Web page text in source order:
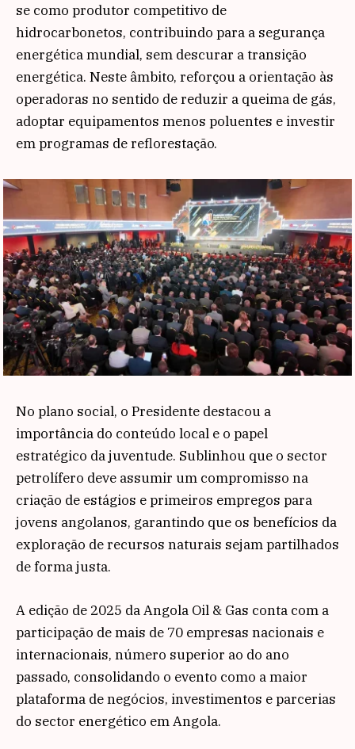
se como produtor competitivo de
hidrocarbonetos, contribuindo para a segurança
energética mundial, sem descurar a transição
energética. Neste âmbito, reforçou a orientação às
operadoras no sentido de reduzir a queima de gás,
adoptar equipamentos menos poluentes e investir
em programas de reflorestação.
No plano social, o Presidente destacou a
importância do conteúdo local e o papel
estratégico da juventude. Sublinhou que o sector
petrolífero deve assumir um compromisso na
criação de estágios e primeiros empregos para
jovens angolanos, garantindo que os benefícios da
exploração de recursos naturais sejam partilhados
de forma justa.
A edição de 2025 da Angola Oil & Gas conta com a
participação de mais de 70 empresas nacionais e
internacionais, número superior ao do ano
passado, consolidando o evento como a maior
plataforma de negócios, investimentos e parcerias
do sector energético em Angola.